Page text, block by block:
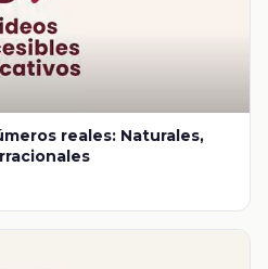
reales: Naturales,